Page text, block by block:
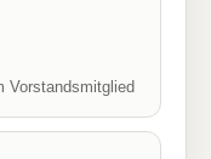
Vorstandsmitglied